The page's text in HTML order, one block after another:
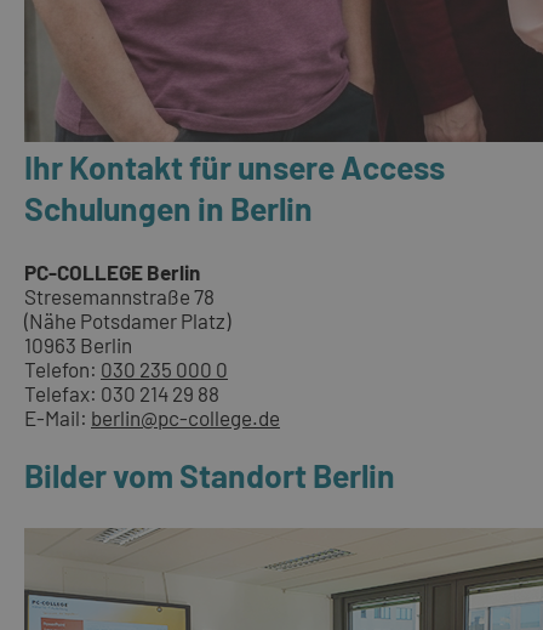
Ihr Kontakt für unsere Access
Schulungen in Berlin
PC-COLLEGE Berlin
Stresemannstraße 78
(Nähe Potsdamer Platz)
10963 Berlin
Telefon: 030 235 000 0
Telefax: 030 214 29 88
E-Mail: berlin@pc-college.de
Bilder vom Standort Berlin